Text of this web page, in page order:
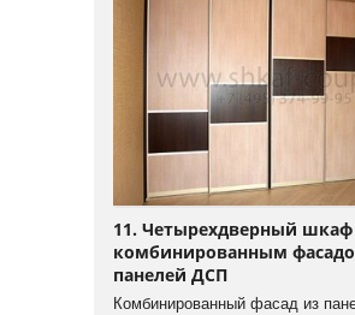
11. Четырехдверный шкаф
комбинированным
панелей ДСП
Комбинированный фасад из